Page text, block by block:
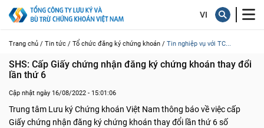
Trang chủ / Tin tức / Tổ chức đăng ký chứng khoán / Tin nghiệp vụ với TC...
SHS: Cấp Giấy chứng nhận đăng ký chứng khoán thay đổi
lần thứ 6
Cập nhật ngày 16/08/2022 - 15:01:06
Trung tâm Lưu ký Chứng khoán Việt Nam thông báo về việc cấp
Giấy chứng nhận đăng ký chứng khoán thay đổi lần thứ 6 số